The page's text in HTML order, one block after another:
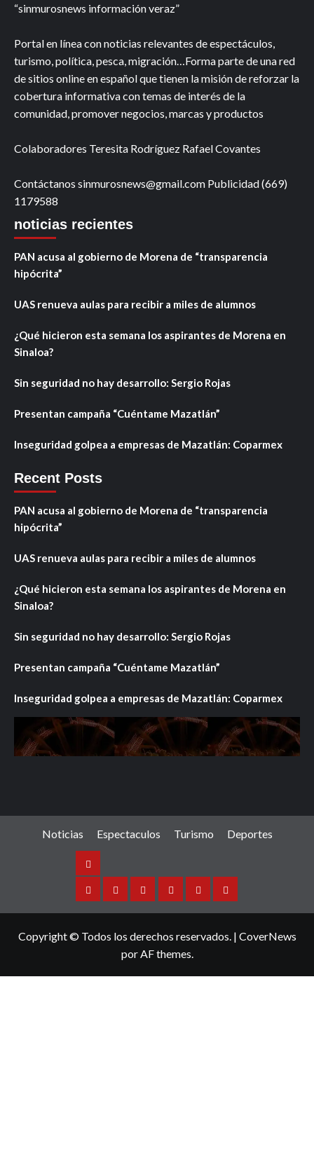
“sinmurosnews información veraz”
Portal en línea con noticias relevantes de espectáculos,
turismo, política, pesca, migración…Forma parte de una red
de sitios online en español que tienen la misión de reforzar la
cobertura informativa con temas de interés de la
comunidad, promover negocios, marcas y productos
Colaboradores Teresita Rodríguez Rafael Covantes
Contáctanos sinmurosnews@gmail.com Publicidad (669)
1179588
noticias recientes
PAN acusa al gobierno de Morena de “transparencia
hipócrita”
UAS renueva aulas para recibir a miles de alumnos
¿Qué hicieron esta semana los aspirantes de Morena en
Sinaloa?
Sin seguridad no hay desarrollo: Sergio Rojas
Presentan campaña “Cuéntame Mazatlán”
Inseguridad golpea a empresas de Mazatlán: Coparmex
Recent Posts
PAN acusa al gobierno de Morena de “transparencia
hipócrita”
UAS renueva aulas para recibir a miles de alumnos
¿Qué hicieron esta semana los aspirantes de Morena en
Sinaloa?
Sin seguridad no hay desarrollo: Sergio Rojas
Presentan campaña “Cuéntame Mazatlán”
Inseguridad golpea a empresas de Mazatlán: Coparmex
Noticias Espectaculos Turismo Deportes
Noticias
SinaloaNacionalInternacionalEspectaculos
TurismoDeportes
Copyright © Todos los derechos reservados. | CoverNews
por AF themes.